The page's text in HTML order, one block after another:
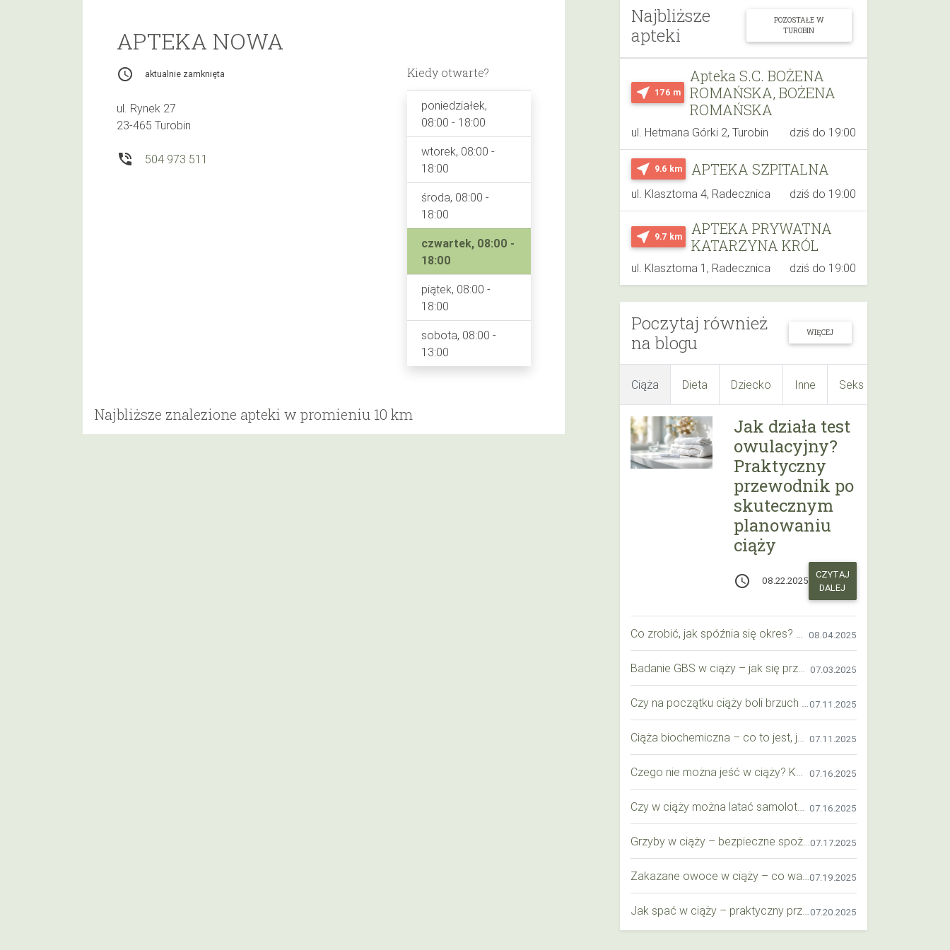
Najbliższe
apteki
POZOSTAŁE W
TUROBIN
near_me 176 m
Apteka S.C. BOŻENA
ROMAŃSKA, BOŻENA
ROMAŃSKA
ul. Hetmana Górki 2, Turobin dziś do 19:00
near_me 9.6 km APTEKA SZPITALNA
ul. Klasztorna 4, Radecznica dziś do 19:00
near_me 9.7 km
APTEKA PRYWATNA
KATARZYNA KRÓL
ul. Klasztorna 1, Radecznica dziś do 19:00
Poczytaj również
na blogu
WIĘCEJ
Ciąża Dieta Dziecko Inne Seks
Jak działa test
owulacyjny?
Praktyczny
przewodnik po
skutecznym
planowaniu
ciąży
access_time 08.22.2025
CZYTAJ
DALEJ
08.04.2025
07.03.2025
07.11.2025
07.11.2025
07.16.2025
07.16.2025
07.17.2025
07.19.2025
07.20.2025
APTEKA NOWA
access_time aktualnie zamknięta
ul. Rynek 27
23-465 Turobin
phone_in_talk 504 973 511
Kiedy otwarte?
poniedziałek,
08:00 - 18:00
wtorek, 08:00 -
18:00
środa, 08:00 -
18:00
czwartek, 08:00 -
18:00
piątek, 08:00 -
18:00
sobota, 08:00 -
13:00
Najbliższe znalezione apteki w promieniu 10 km